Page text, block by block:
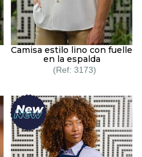
Camisa estilo lino con fuelle
en la espalda
3173